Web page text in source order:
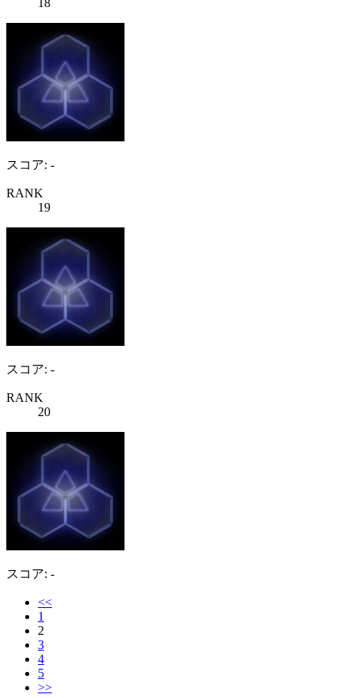
18
スコア: -
RANK
19
スコア: -
RANK
20
スコア: -
<<
1
2
3
4
5
>>